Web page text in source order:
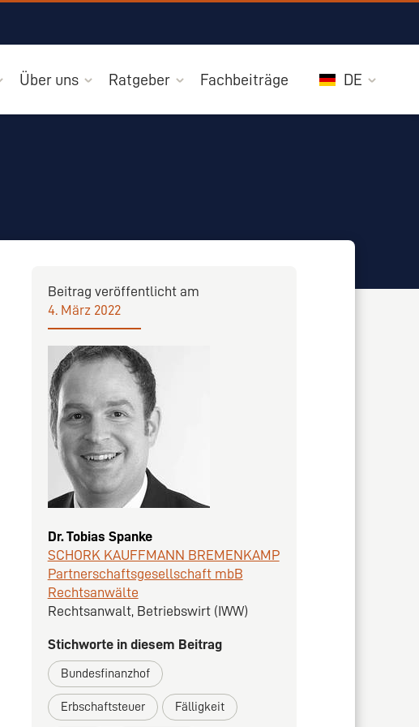
Über uns Ratgeber Fachbeiträge DE
Beitrag veröffentlicht am
4. März 2022
Dr. Tobias Spanke
SCHORK KAUFFMANN BREMENKAMP
Partnerschaftsgesellschaft mbB
Rechtsanwälte
Rechtsanwalt, Betriebswirt (IWW)
Stichworte in diesem Beitrag
Bundesfinanzhof
Erbschaftsteuer Fälligkeit